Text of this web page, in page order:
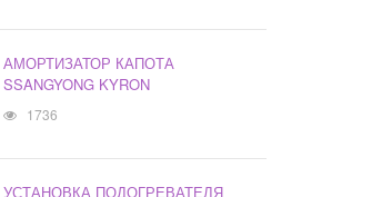
АМОРТИЗАТОР КАПОТА
SSANGYONG KYRON
1736
УСТАНОВКА ПОДОГРЕВАТЕЛЯ